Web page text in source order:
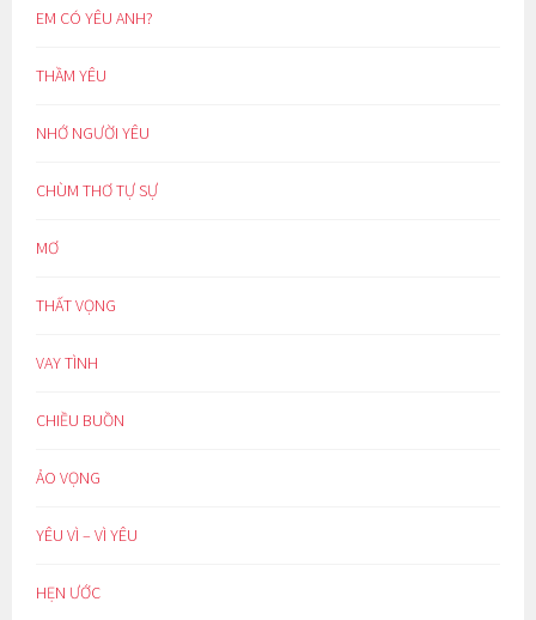
EM CÓ YÊU ANH?
THẦM YÊU
NHỚ NGƯỜI YÊU
CHÙM THƠ TỰ SỰ
MƠ
THẤT VỌNG
VAY TÌNH
CHIỀU BUỒN
ẢO VỌNG
YÊU VÌ – VÌ YÊU
HẸN ƯỚC